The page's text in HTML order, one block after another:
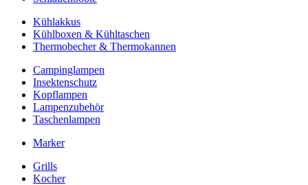
Kühlakkus
Kühlboxen & Kühltaschen
Thermobecher & Thermokannen
Campinglampen
Insektenschutz
Kopflampen
Lampenzubehör
Taschenlampen
Marker
Grills
Kocher